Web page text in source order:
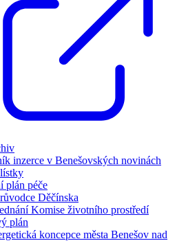
inzerce v Benešovských novinách
plán péče
Děčínska
Komise životního prostředí
plán
koncepce města Benešov nad